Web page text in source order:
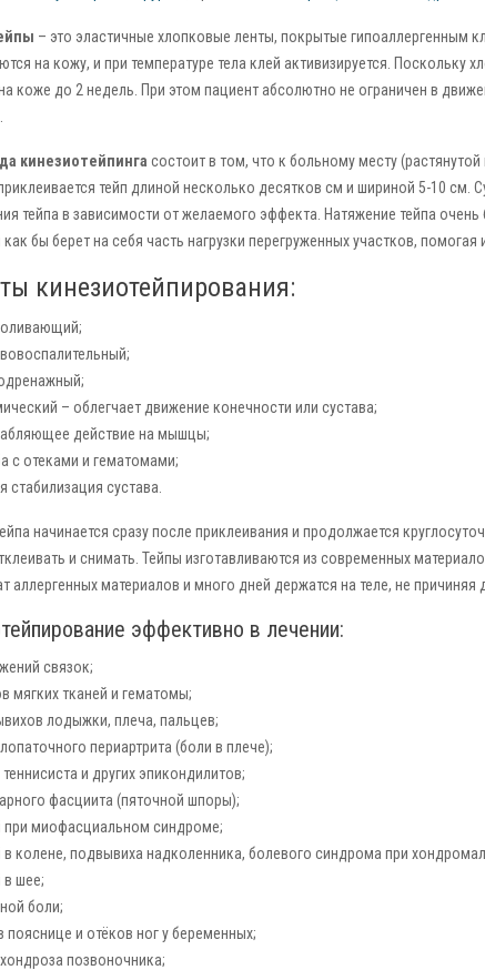
– это эластичные хлопковые ленты, покрытые гипоаллергенным
на кожу, и при температуре тела клей активизируется.
коже до 2 недель. При этом пациент абсолютно не ограничен в
кинезиотейпинга состоит в том, что к больному месту
тейп длиной несколько десятков см и шириной 5-10 см.
тейпа в зависимости от желаемого эффекта. Натяжение тейпа
бы берет на себя часть нагрузки перегруженных участков, помогая
кинезиотейпирования:
– облегчает движение конечности или сустава;
действие на мышцы;
с отеками и гематомами;
стабилизация сустава.
начинается сразу после приклеивания и продолжается
и снимать. Тейпы изготавливаются из современных
аллергенных материалов и много дней держатся на теле, не
эффективно в лечении:
связок;
мягких тканей и гематомы;
лодыжки, плеча, пальцев;
периартрита (боли в плече);
теннисиста и других эпикондилитов;
фасциита (пяточной шпоры);
при миофасциальном синдроме;
в колене, подвывиха надколенника, болевого синдрома при
в шее;
боли;
пояснице и отёков ног у беременных;
позвоночника;